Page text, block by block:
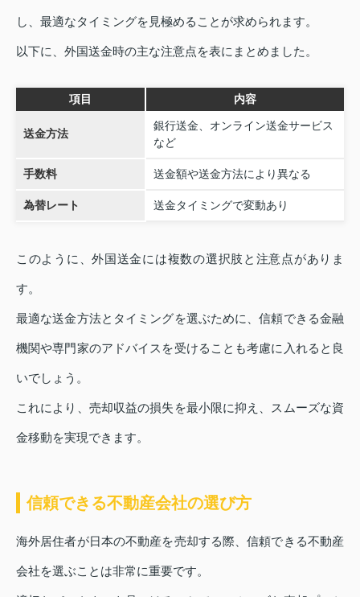
し、最適なタイミングを見極めることが求められます。
以下に、外国送金時の主な注意点を表にまとめました。
項目 内容
送金方法
銀行送金、オンライン送金サービス
など
手数料 送金額や送金方法により異なる
為替レート 送金タイミングで変動あり
このように、外国送金には複数の選択肢と注意点がありま
す。
最適な送金方法とタイミングを選ぶために、信頼できる金融
機関や専門家のアドバイスを受けることも考慮に入れると良
いでしょう。
これにより、売却収益の損失を最小限に抑え、スムーズな資
金移動を実現できます。
信頼できる不動産会社の選び方
海外居住者が日本の不動産を売却する際、信頼できる不動産
会社を選ぶことは非常に重要です。